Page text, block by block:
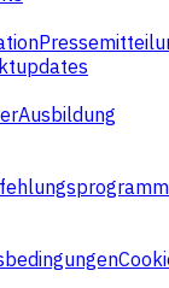
Ausbildung